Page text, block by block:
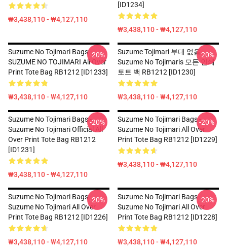
₩3,438,110 - ₩4,127,110
[ID1234]
₩3,438,110 - ₩4,127,110
Suzume No Tojimari Bags -
SUZUME NO TOJIMARI All Over
Print Tote Bag RB1212 [ID1233]
₩3,438,110 - ₩4,127,110
-20%
Suzume Tojimari 부대 없음 -
Suzume No Tojimaris 모든 인쇄
토트 백 RB1212 [ID1230]
₩3,438,110 - ₩4,127,110
-20%
Suzume No Tojimari Bags -
Suzume No Tojimari Official All
Over Print Tote Bag RB1212
[ID1231]
₩3,438,110 - ₩4,127,110
-20%
Suzume No Tojimari Bags -
Suzume No Tojimari All Over
Print Tote Bag RB1212 [ID1229]
₩3,438,110 - ₩4,127,110
-20%
Suzume No Tojimari Bags -
Suzume No Tojimari All Over
Print Tote Bag RB1212 [ID1226]
₩3,438,110 - ₩4,127,110
-20%
Suzume No Tojimari Bags -
Suzume No Tojimari All Over
Print Tote Bag RB1212 [ID1228]
₩3,438,110 - ₩4,127,110
-20%